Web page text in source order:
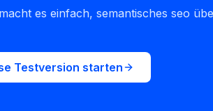
es einfach, semantisches seo
Testversion starten